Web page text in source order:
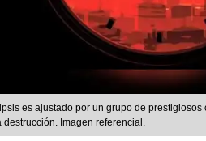
es ajustado por un grupo de
destrucción. Imagen referencial.